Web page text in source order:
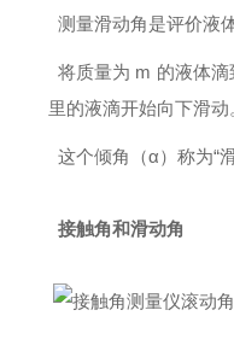
测量滑动角是评价液
将质量为 m 的液体
里的液滴开始向下滑动
这个倾角（α）称为“
接触角和滑动角